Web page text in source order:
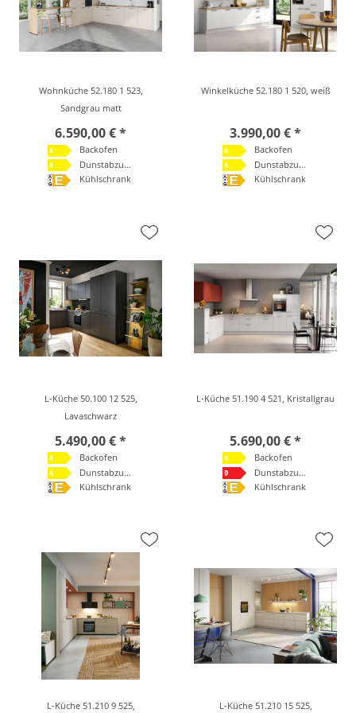
Wohnküche 52.180 1 523,
Sandgrau matt
6.590,00 € *
Backofen
Dunstabzugshaube
Kühlschrank
Winkelküche 52.180 1 520, weiß
3.990,00 € *
Backofen
Dunstabzugshaube
Kühlschrank
L-Küche 50.100 12 525,
Lavaschwarz
5.490,00 € *
Backofen
Dunstabzugshaube
Kühlschrank
L-Küche 51.190 4 521, Kristallgrau
5.690,00 € *
Backofen
Dunstabzugshaube
Kühlschrank
L-Küche 51.210 9 525, L-Küche 51.210 15 525,